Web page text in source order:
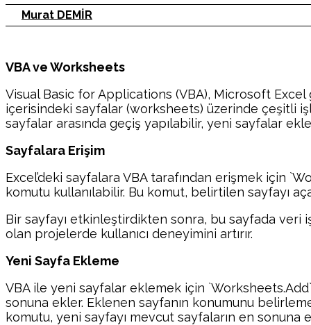
Murat DEMİR
VBA ve Worksheets
Visual Basic for Applications (VBA), Microsoft
içerisindeki sayfalar (worksheets) üzerinde çeşitli
sayfalar arasında geçiş yapılabilir, yeni sayfalar
Sayfalara Erişim
Excel’deki sayfalara VBA tarafından erişmek için
komutu kullanılabilir. Bu komut, belirtilen sayfayı
Bir sayfayı etkinleştirdikten sonra, bu sayfada veri
olan projelerde kullanıcı deneyimini artırır.
Yeni Sayfa Ekleme
VBA ile yeni sayfalar eklemek için
sonuna ekler. Eklenen sayfanın konumunu
komutu, yeni sayfayı mevcut sayfaların en sonuna